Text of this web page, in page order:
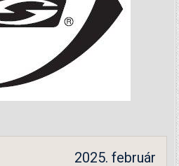
2025. február